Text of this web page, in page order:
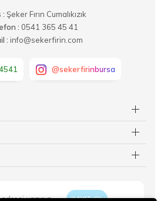
: Şeker Fırın Cumalıkızık
: 0541 365 45 41
: info@sekerfirin.com
@sekerfirinbursa
KAYIT OL